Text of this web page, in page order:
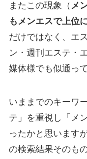
またこの現象（ メ
もメンエスで上位
だけではなく、エ
ン・週刊エステ・
媒体様でも似通っ
いままでのキーワ
テ」を重視し「メ
ったかと思います
の検索結果そのも